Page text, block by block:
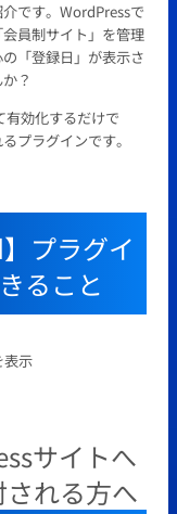
です。WordPressで
員制サイト」を管理
「登録日」が表示さ
？
有効化するだけで
プラグインです。
プラグイ
ること
表示
サイトへ
れる方へ